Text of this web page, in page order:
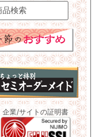
企業/サイトの証明書